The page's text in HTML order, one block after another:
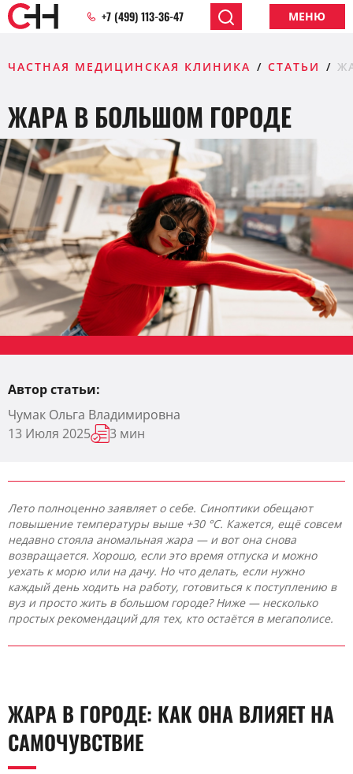
+7 (499) 113-36-47 МЕНЮ
ЧАСТНАЯ МЕДИЦИНСКАЯ КЛИНИКА СТАТЬИ
ЖАРА В БОЛЬШОМ ГОРОДЕ
Автор статьи:
Чумак Ольга Владимировна
13 Июля 2025
3 мин
Лето полноценно заявляет о себе. Синоптики обещают
повышение температуры выше +30 °C. Кажется, ещё совсем
недавно стояла аномальная жара — и вот она снова
возвращается. Хорошо, если это время отпуска и можно
уехать к морю или на дачу. Но что делать, если нужно
каждый день ходить на работу, готовиться к поступлению в
вуз и просто жить в большом городе? Ниже — несколько
простых рекомендаций для тех, кто остаётся в мегаполисе.
ЖАРА В ГОРОДЕ: КАК ОНА ВЛИЯЕТ НА
САМОЧУВСТВИЕ